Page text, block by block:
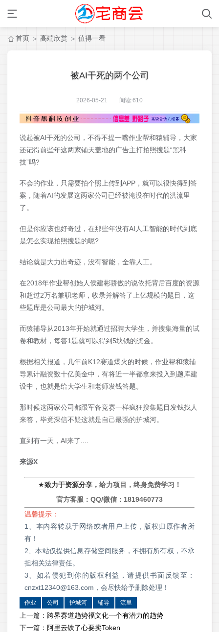
首页 > 高端欣赏 > 值得一看
被AI干死的两个公司
2026-05-21 阅读:610
说起被AI干死的公司，不得不提一嘴作业帮和猿辅导，大家
还记得前些年这两家铺天盖地的广告主打拍照搜题“黑科
技”吗?
不会的作业，只需要拍个照上传到APP，就可以很快得到答
案，随着AI的发展这两家公司已经被淹没在时代的洪流里
了。
但是你应该也好奇过，在那些年没有AI人工智能的时代到底
是怎么实现拍照搜题的呢?
结论就是大力出奇迹，没有智能，全靠人工。
在2018年作业帮创始人侯建彬骄傲的说依托背后百度的资源
和超过2万名兼职老师，收录并解答了上亿规模的题目，这
些题库是公司最大的护城河。
而猿辅导从2013年开始就通过招聘大学生，并搜集海量的试
卷和教材，每答1题就可以得到5块钱的奖金。
根据相关报道，几年前K12赛道爆火的时候，作业帮和猿辅
导累计融资数十亿美金中，有将近一半都拿来投入到题库建
设中，也就是给大学生和老师发钱答题。
那时候这两家公司都跟军备竞赛一样疯狂搜集题目发钱找人
来答，毕竟深信不疑这就是自己最强的护城河。
直到有一天，AI来了....
来源X
★致力于资源分享， 给力项目，终身免费学习！
官方客服：QQ/微信： 1819460773
温馨提示：
1、本内容转载于网络或者用户上传，版权归原作者所
有！
2、本站仅提供信息存储空间服务，不拥有所有权，不承
担相关法律责任。
3、如若侵犯到你的版权利益，请提供书面反馈至：
cnzxt12340@163.com，会尽快给予删除处理！
作业 公司 护城河 辅导 流里
上一篇： 跨界赛道趋势福文化一个有潜力的趋势
下一篇： 阿里云铁了心要卖Token